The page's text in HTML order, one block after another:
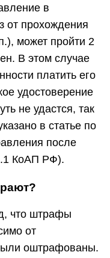
в
от прохождения
может пройти 2
В этом случае
платить его
удостоверение
не удастся, так
в статье по
после
КоАП РФ).
что штрафы
от
оштрафованы.